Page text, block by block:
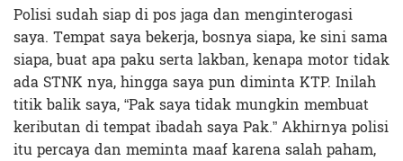
Polisi sudah siap di pos jaga dan menginterogasi
saya. Tempat saya bekerja, bosnya siapa, ke sini sama
siapa, buat apa paku serta lakban, kenapa motor tidak
ada STNK nya, hingga saya pun diminta KTP. Inilah
titik balik saya, “Pak saya tidak mungkin membuat
keributan di tempat ibadah saya Pak.” Akhirnya polisi
itu percaya dan meminta maaf karena salah paham,